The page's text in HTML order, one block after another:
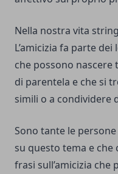
Nella nostra vita
L’amicizia fa parte
che possono nascere
di parentela e che si
simili o a condividere
Sono tante le
su questo tema e
frasi sull’amicizia